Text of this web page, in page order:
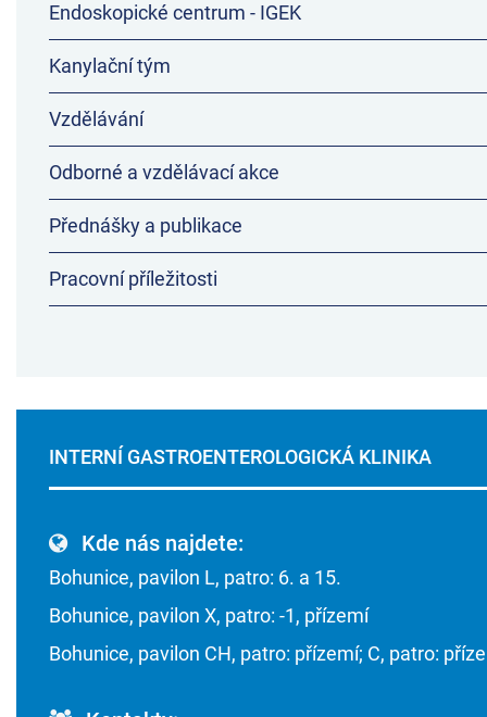
Endoskopické centrum - IGEK
Kanylační tým
Vzdělávání
Odborné a vzdělávací akce
Přednášky a publikace
Pracovní příležitosti
INTERNÍ GASTROENTEROLOGICKÁ KLINIKA
Kde nás najdete:
Bohunice, pavilon L, patro: 6. a 15.
Bohunice, pavilon X, patro: -1, přízemí
Bohunice, pavilon CH, patro: přízemí; C, patro: